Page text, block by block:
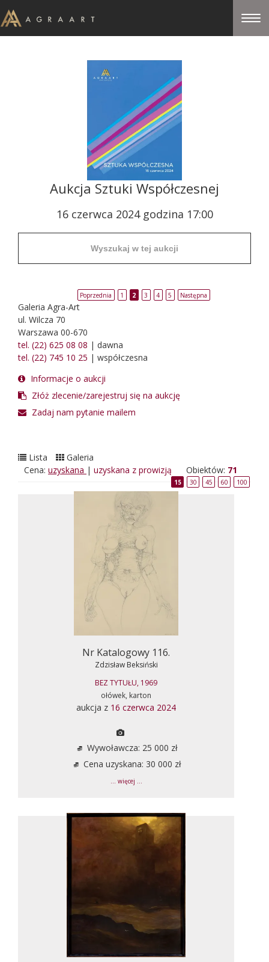
Aukcja Sztuki Współczesnej
16 czerwca 2024 godzina 17:00
Poprzednia 1 2 3 4 5 Następna
Galeria Agra-Art
ul. Wilcza 70
Warszawa 00-670
tel. (22) 625 08 08 | dawna
tel. (22) 745 10 25 | współczesna
Informacje o aukcji
Złóż zlecenie/zarejestruj się na aukcję
Zadaj nam pytanie mailem
Lista
Galeria
Cena: uzyskana | uzyskana z prowizją Obiektów: 71
15 30 45 60 100
Nr Katalogowy 116.
Zdzisław Beksiński
BEZ TYTUŁU, 1969
ołówek, karton
aukcja z 16 czerwca 2024
Wywoławcza: 25 000 zł
Cena uzyskana: 30 000 zł
... więcej ...